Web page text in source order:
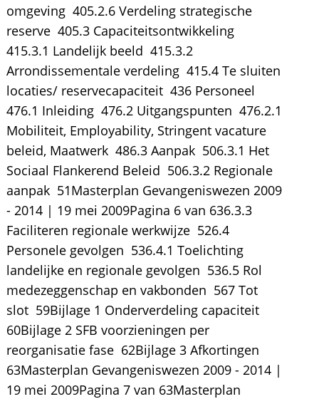
omgeving  405.2.6 Verdeling strategische
reserve  405.3 Capaciteitsontwikkeling 
415.3.1 Landelijk beeld  415.3.2
Arrondissementale verdeling  415.4 Te sluiten
locaties/ reservecapaciteit  436 Personeel 
476.1 Inleiding  476.2 Uitgangspunten  476.2.1
Mobiliteit, Employability, Stringent vacature
beleid, Maatwerk  486.3 Aanpak  506.3.1 Het
Sociaal Flankerend Beleid  506.3.2 Regionale
aanpak  51Masterplan Gevangeniswezen 2009
- 2014 | 19 mei 2009Pagina 6 van 636.3.3
Faciliteren regionale werkwijze  526.4
Personele gevolgen  536.4.1 Toelichting
landelijke en regionale gevolgen  536.5 Rol
medezeggenschap en vakbonden  567 Tot
slot  59Bijlage 1 Onderverdeling capaciteit 
60Bijlage 2 SFB voorzieningen per
reorganisatie fase  62Bijlage 3 Afkortingen 
63Masterplan Gevangeniswezen 2009 - 2014 |
19 mei 2009Pagina 7 van 63Masterplan